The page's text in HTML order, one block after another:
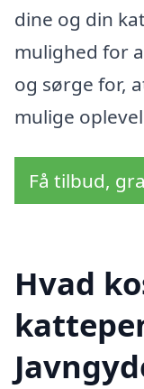
dine og din
mulighed for
og sørge for,
mulige
Få tilbud,
Hvad